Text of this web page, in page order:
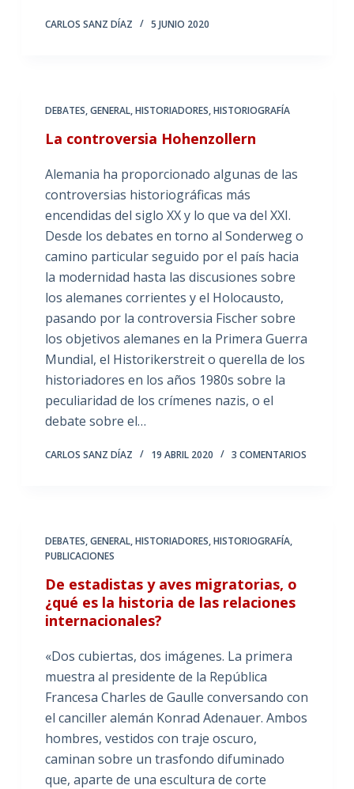
CARLOS SANZ DÍAZ 5 JUNIO 2020
DEBATES,GENERAL,HISTORIADORES,HISTORIOGRAFÍA
La controversia Hohenzollern
Alemania ha proporcionado algunas de las
controversias historiográficas más
encendidas del siglo XX y lo que va del XXI.
Desde los debates en torno al Sonderweg o
camino particular seguido por el país hacia
la modernidad hasta las discusiones sobre
los alemanes corrientes y el Holocausto,
pasando por la controversia Fischer sobre
los objetivos alemanes en la Primera Guerra
Mundial, el Historikerstreit o querella de los
historiadores en los años 1980s sobre la
peculiaridad de los crímenes nazis, o el
debate sobre el…
CARLOS SANZ DÍAZ 19 ABRIL 2020 3 COMENTARIOS
DEBATES,GENERAL,HISTORIADORES,HISTORIOGRAFÍA,
PUBLICACIONES
De estadistas y aves migratorias, o
¿qué es la historia de las relaciones
internacionales?
«Dos cubiertas, dos imágenes. La primera
muestra al presidente de la República
Francesa Charles de Gaulle conversando con
el canciller alemán Konrad Adenauer. Ambos
hombres, vestidos con traje oscuro,
caminan sobre un trasfondo difuminado
que, aparte de una escultura de corte